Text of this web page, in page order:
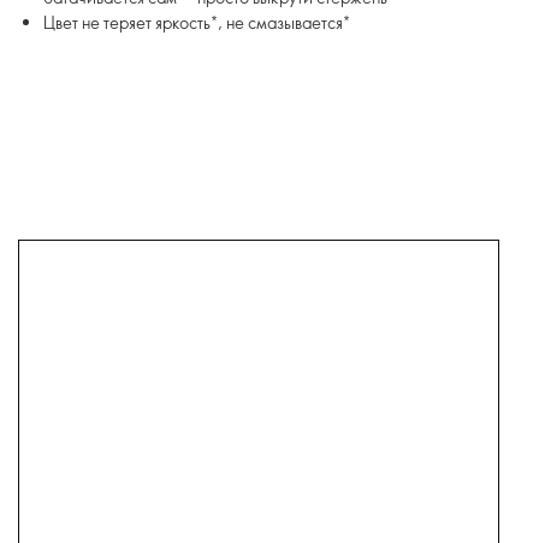
Цвет не теряет яркость*, не смазывается*